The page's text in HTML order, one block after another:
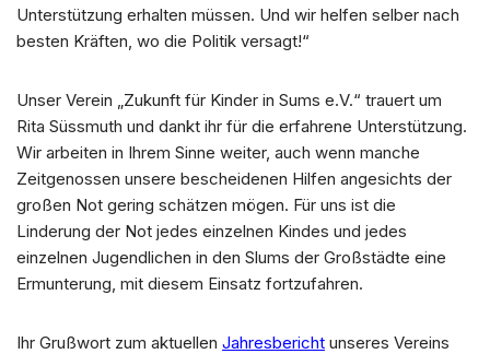
Unterstützung erhalten müssen. Und wir helfen selber nach
besten Kräften, wo die Politik versagt!“
Unser Verein „Zukunft für Kinder in Sums e.V.“ trauert um
Rita Süssmuth und dankt ihr für die erfahrene Unterstützung.
Wir arbeiten in Ihrem Sinne weiter, auch wenn manche
Zeitgenossen unsere bescheidenen Hilfen angesichts der
großen Not gering schätzen mögen. Für uns ist die
Linderung der Not jedes einzelnen Kindes und jedes
einzelnen Jugendlichen in den Slums der Großstädte eine
Ermunterung, mit diesem Einsatz fortzufahren.
Ihr Grußwort zum aktuellen Jahresbericht unseres Vereins